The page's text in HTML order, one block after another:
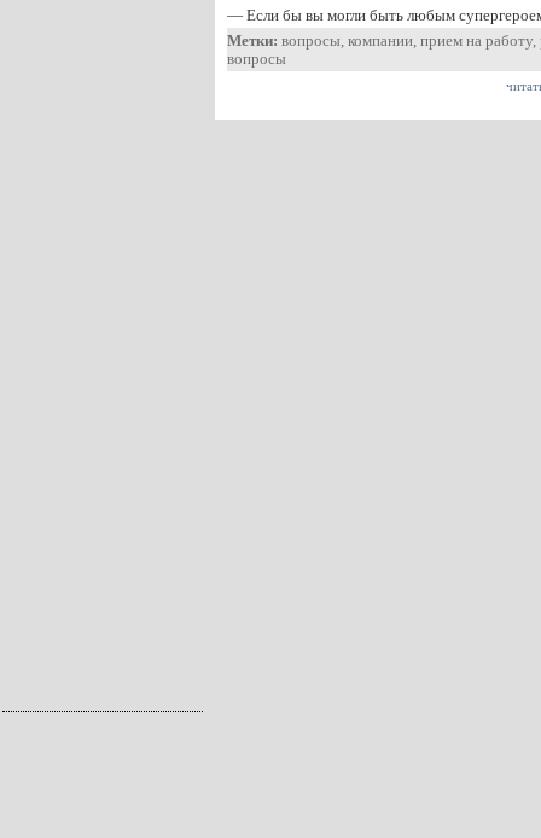
— Если бы вы могли быть любым
Метки: вопросы, компании, прием на работу,
вопросы